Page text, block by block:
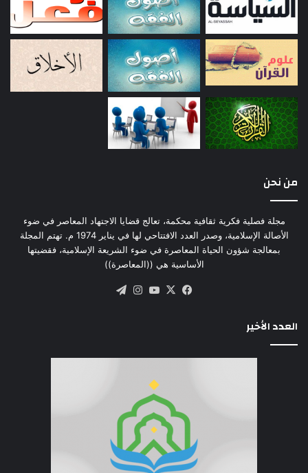
من نحن
مجلة فصلية فكرية ثقافية محكمة، تعالج قضايا الاجتهاد المعاصر في ضوء
الأصالة الإسلامية، وصدر العدد الافتتاحي لها في يناير 1974 م. تهتم المجلة
بمعالجة شؤون الحياة المعاصرة في ضوء الشريعة الإسلامية، فقضيتها
الأساسية هي ((المعاصرة))
فيسبوك
‫X
‫YouTube
انستقرام
العدد الأخير